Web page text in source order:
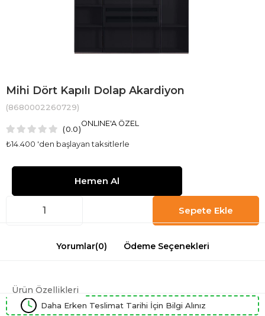
Mihi Dört Kapılı Dolap Akardiyon
(8680002260729)
0.0
₺14.400 'den başlayan taksitlerle
ONLINE'A ÖZEL
Yorumlar(0) Ödeme Seçenekleri
Ürün Özellikleri
Daha Erken Teslimat Tarihi İçin Bilgi Alınız